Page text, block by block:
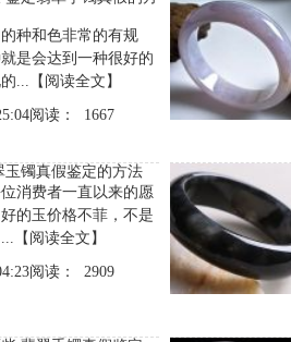
种和色非常的有规
是会达到一种很好的
... 【阅读全文】
阅读： 1667
玉镯真假鉴定的方法
消费者一直以来的愿
的玉价格不菲，不是
【阅读全文】
阅读： 2909